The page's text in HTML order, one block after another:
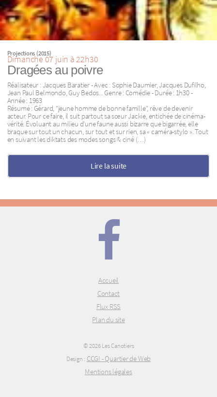
Projections (2015)
Dimanche 07 juin à 22h30
Dragées au poivre
Réalisateur : Jacques Baratier - Avec : Sophie Daumier, Jacques Dufilho,
Jean Paul Belmondo, Guy Bedos... Genre : Comédie - Durée : 1h30 -
Année : 1963
Résumé : Gérard, "jeune homme de bonne famille", rêve de devenir
acteur. Pour ce faire, il suit partout sa sœur Jackie, entichée de cinéma-
vérité. Évoluant au milieu d’une faune aussi bizarre que bigarrée, elle
braque sur tout un chacun, sur tout et sur rien, sa « caméra-stylo ». Tout
en suivant les diktats des modes songs & ciné (…)
Lire la suite
Accueil
Contact
Flux RSS
Plan du site
© 2026 Les Canotiers
Design : CCGI - Quartier de Web
Mentions légales